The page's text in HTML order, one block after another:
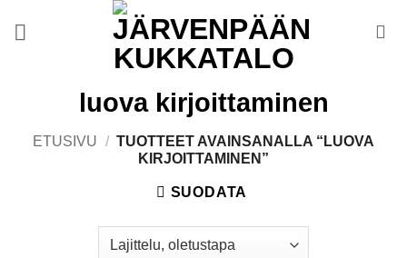
luova kirjoittaminen
ETUSIVU / TUOTTEET AVAINSANALLA “LUOVA
KIRJOITTAMINEN”
SUODATA